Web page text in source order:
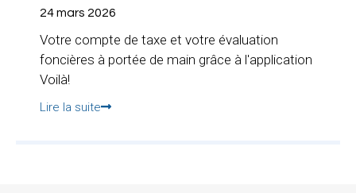
24 mars 2026
Votre compte de taxe et votre évaluation
foncières à portée de main grâce à l'application
Voilà!
Lire la suite